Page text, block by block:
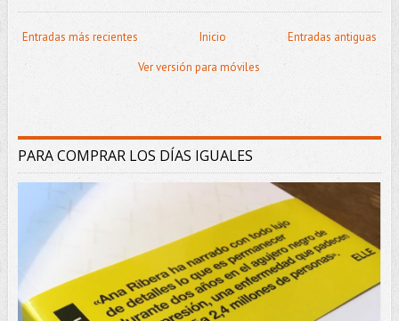
Entradas más recientes Entradas antiguas
Inicio
Ver versión para móviles
PARA COMPRAR LOS DÍAS IGUALES